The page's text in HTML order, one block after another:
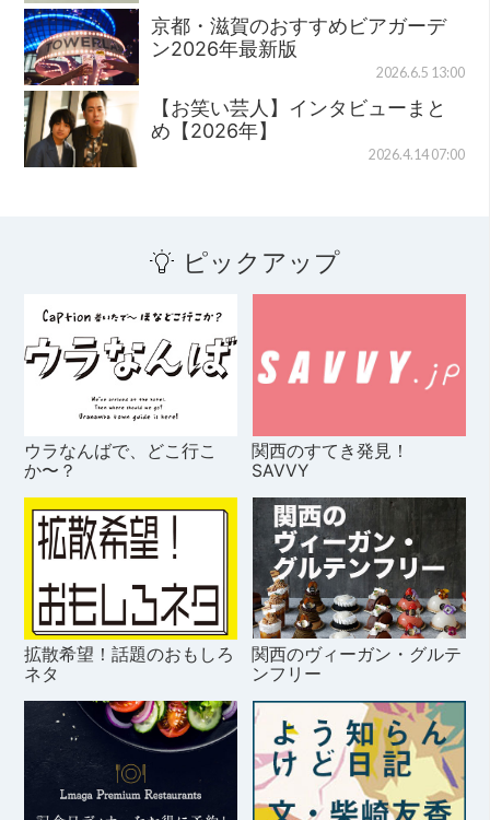
京都・滋賀のおすすめビアガーデ
ン2026年最新版
2026.6.5 13:00
【お笑い芸人】インタビューまと
め【2026年】
2026.4.14 07:00
ピックアップ
ウラなんばで、どこ行こ
か〜？
関西のすてき発見！
SAVVY
拡散希望！話題のおもしろ
ネタ
関西のヴィーガン・グルテ
ンフリー